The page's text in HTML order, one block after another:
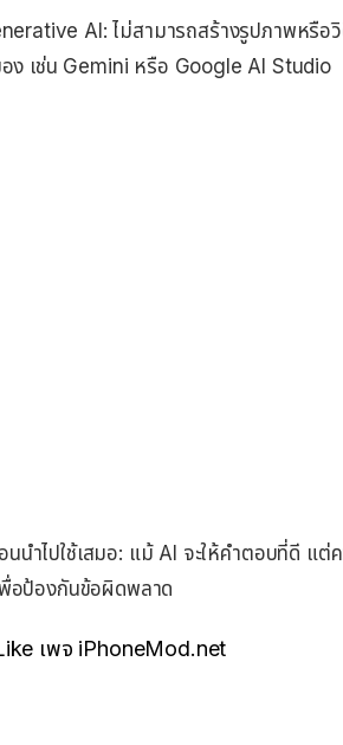
AI: ไม่สามารถสร้างรูปภาพหรือ
อง เช่น Gemini หรือ Google AI Studio
นำไปใช้เสมอ: แม้ AI จะให้คำตอบที่ดี แ
อป้องกันข้อผิดพลาด
เพจ iPhoneMod.net